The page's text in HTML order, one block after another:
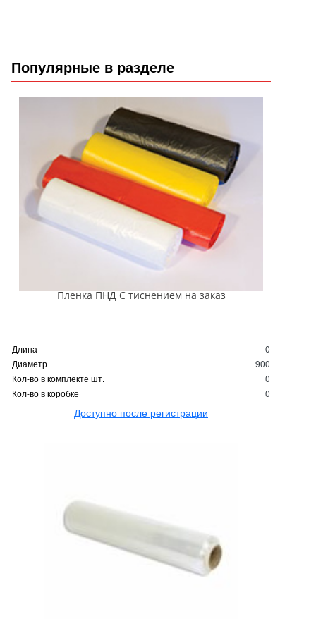
Популярные в разделе
Пленка ПНД С тиснением на заказ
Длина
0
Диаметр
900
Кол-во в комплекте шт.
0
Кол-во в коробке
0
Доступно после регистрации